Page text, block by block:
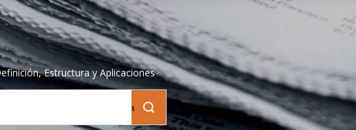
Estructura y Aplicaciones
Búsqueda